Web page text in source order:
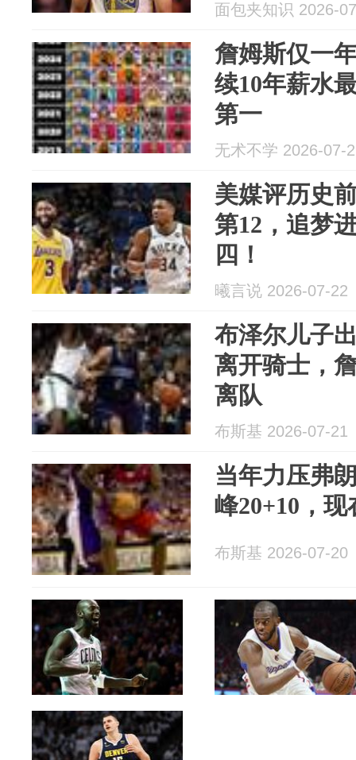
面包夹知识 2026-
詹姆斯仅一
续10年薪水
第一
无术不学 2026-07-
美媒评历史
第12，追梦
四！
曦言说 2026-07-22
布泽尔儿子
离开骑士，
离队
布斯基 2026-07-21
当年力压弗
峰20+10，
布斯基 2026-07-20